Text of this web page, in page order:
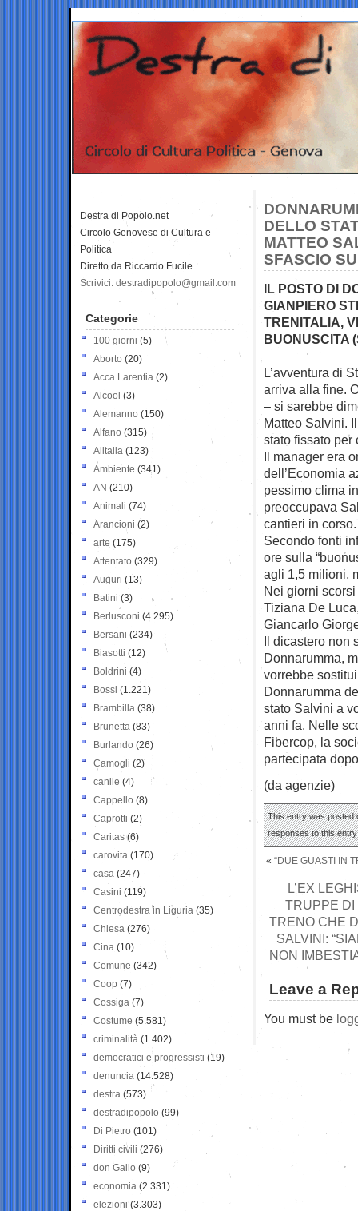
DELLO
MATTEO
SFASCIO
IL POSTO DI
GIANPIERO
TRENITALIA,
BUONUSCITA
L’avventura di
arriva alla fine.
– si sarebbe
Matteo Salvini.
stato fissato per
Il manager era
dell’Economia
pessimo clima
preoccupava
cantieri in corso.
Secondo fonti
ore sulla
agli 1,5 milioni,
Nei giorni
Tiziana De
Giancarlo
Il dicastero non
Donnarumma,
vorrebbe
Donnarumma
stato Salvini a
anni fa. Nelle
Fibercop, la
partecipata
(da agenzie)
This entry was posted
responses to this
« “DUE GUASTI IN
L’EX
TRUPPE DI
TRENO CHE
SALVINI:
NON
Leave a
You must be
Destra di Popolo.net
Circolo Genovese di Cultura e
Politica
Diretto da Riccardo Fucile
Scrivici: destradipopolo@gmail.com
Categorie
100 giorni (5)
Aborto (20)
Acca Larentia (2)
Alcool (3)
Alemanno (150)
Alfano (315)
Alitalia (123)
Ambiente (341)
AN (210)
Animali (74)
Arancioni (2)
arte (175)
Attentato (329)
Auguri (13)
Batini (3)
Berlusconi (4.295)
Bersani (234)
Biasotti (12)
Boldrini (4)
Bossi (1.221)
Brambilla (38)
Brunetta (83)
Burlando (26)
Camogli (2)
canile (4)
Cappello (8)
Caprotti (2)
Caritas (6)
carovita (170)
casa (247)
Casini (119)
Centrodestra in Liguria (35)
Chiesa (276)
Cina (10)
Comune (342)
Coop (7)
Cossiga (7)
Costume (5.581)
criminalità (1.402)
democratici e progressisti (19)
denuncia (14.528)
destra (573)
destradipopolo (99)
Di Pietro (101)
Diritti civili (276)
don Gallo (9)
economia (2.331)
elezioni (3.303)